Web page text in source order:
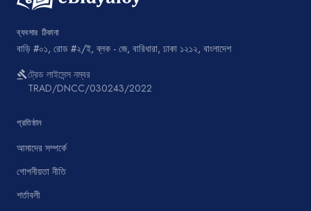
ব্যবসার ঠিকানা
বাড়ি #০১, রোড #২/ই, ব্লক - জে, বারিধারা, ঢাকা ১২১২, বাংলাদেশ
gavelট্রেড লাইসেন্স নম্বর
TRAD/DNCC/030243/2022
প্রতিষ্ঠান
আমাদের সম্পর্কে
গোপনীয়তা নীতি
শর্তাবলী